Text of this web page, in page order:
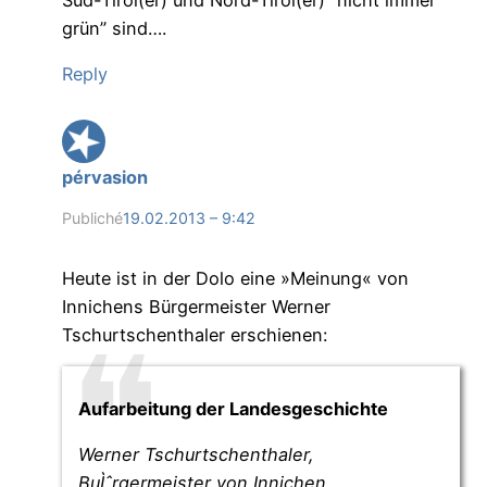
grün” sind….
Reply
pérvasion
Publiché19.02.2013 – 9:42
Heute ist in der Dolo eine »Meinung« von
Innichens Bürgermeister Werner
Tschurtschenthaler erschienen:
Aufarbeitung der Landesgeschichte
Werner Tschurtschenthaler,